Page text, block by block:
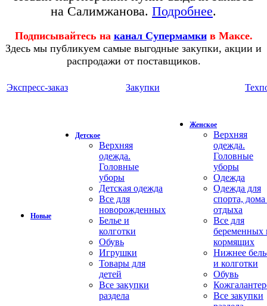
на Салимжанова. Подробнее.
Подписывайтесь на канал Супермамки в Максе.
Здесь мы публикуем самые выгодные закупки, акции и
распродажи от поставщиков.
Экспресс-заказ Закупки
Новые
Детское
Верхняя
одежда.
Головные
уборы
Детская одежда
Все для
новорожденных
Белье и
колготки
Обувь
Игрушки
Товары для
детей
Все закупки
раздела
Женское
Верхняя
одежда.
Головные
уборы
Одежда
Одежда для
спорта,
отдыха
Все для
беременных
кормящих
Нижнее
и колготки
Обувь
Все закупки